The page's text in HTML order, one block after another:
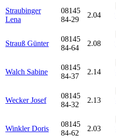
Straubinger
Lena
08145
84-29
2.04
Strauß Günter
08145
84-64
2.08
Walch Sabine
08145
84-37
2.14
Wecker Josef
08145
84-32
2.13
Winkler Doris
08145
84-62
2.03